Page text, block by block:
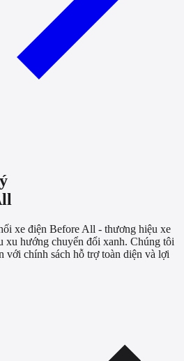
xe điện Before All - thương hiệu xe
xu hướng chuyển đổi xanh. Chúng tôi
với chính sách hỗ trợ toàn diện và lợi